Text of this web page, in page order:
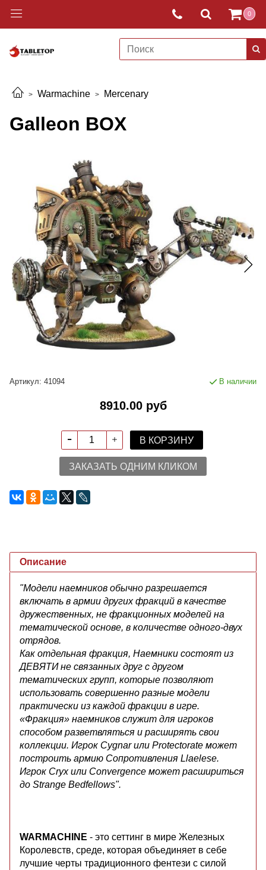
0
Warmachine Mercenary
Galleon BOX
Артикул: 41094 В наличии
8910.00 руб
В КОРЗИНУ
ЗАКАЗАТЬ ОДНИМ КЛИКОМ
Описание
"Модели наемников обычно разрешается
включать в армии других фракций в качестве
дружественных, не фракционных моделей на
тематической основе, в количестве одного-двух
отрядов.
Как отдельная фракция, Наемники состоят из
ДЕВЯТИ не связанных друг с другом
тематических групп, которые позволяют
использовать совершенно разные модели
практически из каждой фракции в игре.
«Фракция» наемников служит для игроков
способом разветвляться и расширять свои
коллекции. Игрок Cygnar или Protectorate может
построить армию Сопротивления Llaelese.
Игрок Cryx или Convergence может расшириться
до Strange Bedfellows".
WARMACHINE - это сеттинг в мире Железных
Королевств, среде, которая объединяет в себе
лучшие черты традиционного фентези с силой